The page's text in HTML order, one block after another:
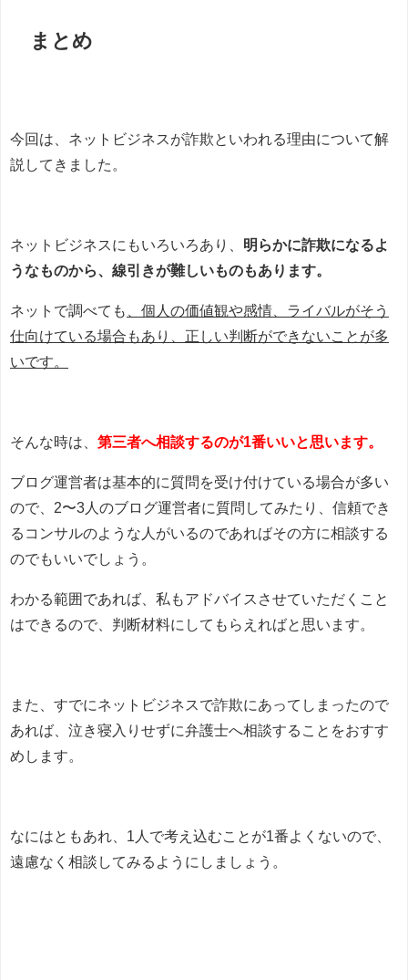
まとめ
今回は、ネットビジネスが詐欺といわれる理由について解
説してきました。
ネットビジネスにもいろいろあり、 明らかに詐欺になるよ
うなものから、線引きが難しいものもあります。
ネットで調べても
、個人の価値観や感情、ライバルがそう
仕向けている場合もあり、正しい判断ができないことが多
いです。
そんな時は、 第三者へ相談するのが1番いいと思います。
ブログ運営者は基本的に質問を受け付けている場合が多い
ので、2〜3人のブログ運営者に質問してみたり、信頼でき
るコンサルのような人がいるのであればその方に相談する
のでもいいでしょう。
わかる範囲であれば、私もアドバイスさせていただくこと
はできるので、判断材料にしてもらえればと思います。
また、すでにネットビジネスで詐欺にあってしまったので
あれば、泣き寝入りせずに弁護士へ相談することをおすす
めします。
なにはともあれ、1人で考え込むことが1番よくないので、
遠慮なく相談してみるようにしましょう。